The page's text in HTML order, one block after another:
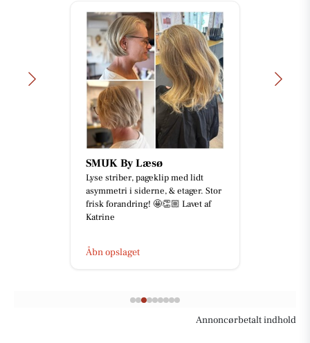
SMUK By Læsø
Lyse striber, pageklip med lidt
asymmetri i siderne, & etager. Stor
frisk forandring! 🤩👏🏼 Lavet af
Katrine
Åbn opslaget
Annoncørbetalt indhold